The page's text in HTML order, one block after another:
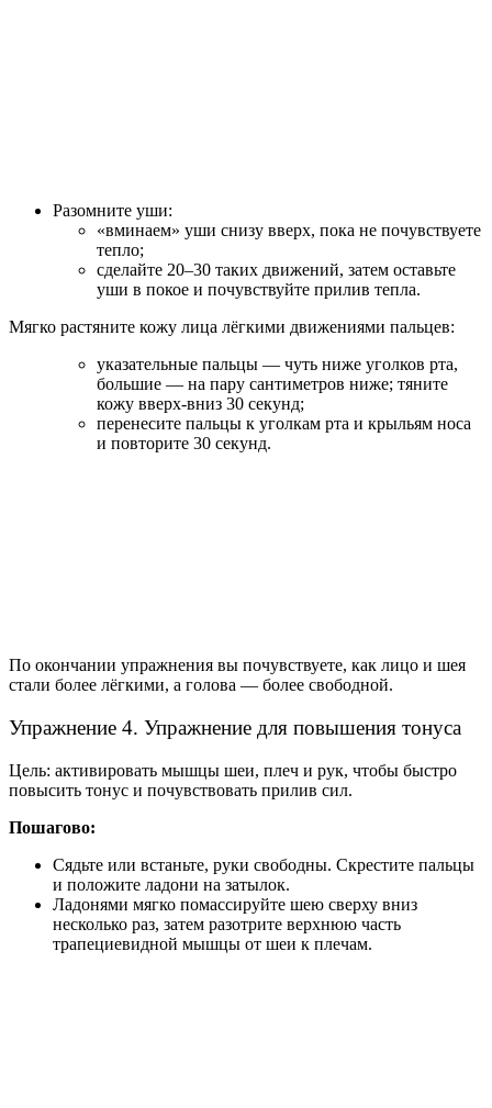
Разомните уши:
«вминаем» уши снизу вверх, пока не почувствуете
тепло;
сделайте 20–30 таких движений, затем оставьте
уши в покое и почувствуйте прилив тепла.
Мягко растяните кожу лица лёгкими движениями пальцев:
указательные пальцы — чуть ниже уголков рта,
большие — на пару сантиметров ниже; тяните
кожу вверх‑вниз 30 секунд;
перенесите пальцы к уголкам рта и крыльям носа
и повторите 30 секунд.
По окончании упражнения вы почувствуете, как лицо и шея
стали более лёгкими, а голова — более свободной.
Упражнение 4. Упражнение для повышения тонуса
Цель: активировать мышцы шеи, плеч и рук, чтобы быстро
повысить тонус и почувствовать прилив сил.
Пошагово:
Сядьте или встаньте, руки свободны. Скрестите пальцы
и положите ладони на затылок.
Ладонями мягко помассируйте шею сверху вниз
несколько раз, затем разотрите верхнюю часть
трапециевидной мышцы от шеи к плечам.